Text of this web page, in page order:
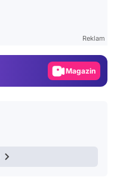
Reklam
Gündem
Magazin
Video